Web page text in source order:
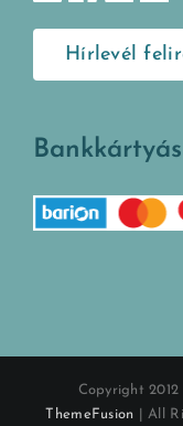
Hírlevél
Copyright 2012
ThemeFusion | All